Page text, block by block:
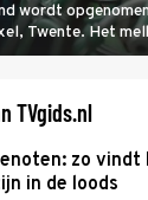
wordt
Twente. Het
omdat het dicht
TVgids.nl
zo
in de loods